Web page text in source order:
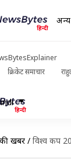
अन्य
क्रिकेट समाचार
खबरें / विश्व कप 2019: